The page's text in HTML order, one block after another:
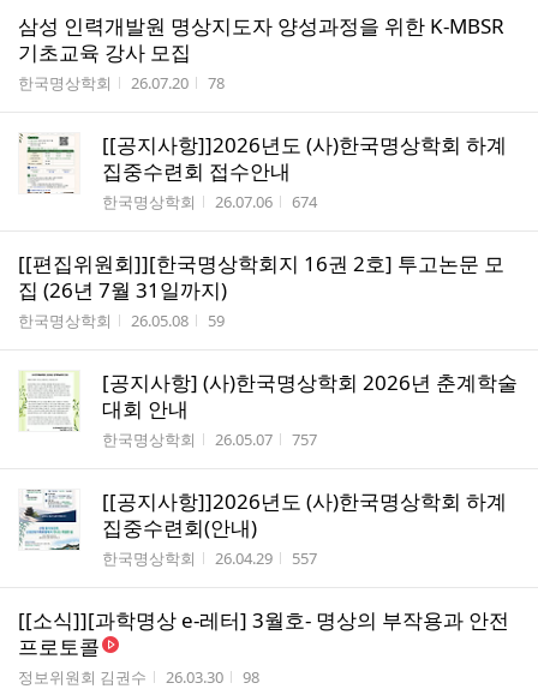
삼성 인력개발원 명상지도자 양성과정을 위한 K-MBSR
기초교육 강사 모집
작성자
한국명상학회 작성시간
26.07.20 조회수
78
[[공지사항]]2026년도 (사)한국명상학회 하계
집중수련회 접수안내
작성자
한국명상학회 작성시간
26.07.06 조회수
674
[[편집위원회]][한국명상학회지 16권 2호] 투고논문 모
집 (26년 7월 31일까지)
작성자
한국명상학회 작성시간
26.05.08 조회수
59
[공지사항] (사)한국명상학회 2026년 춘계학술
대회 안내
작성자
한국명상학회 작성시간
26.05.07 조회수
757
[[공지사항]]2026년도 (사)한국명상학회 하계
집중수련회(안내)
작성자
한국명상학회 작성시간
26.04.29 조회수
557
[[소식]][과학명상 e-레터] 3월호- 명상의 부작용과 안전
프로토콜
작성자
정보위원회 김권수 작성시간
26.03.30 조회수
98